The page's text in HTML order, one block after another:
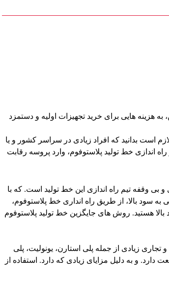
به هزینه هایی برای خرید تجهیزات اولیه و دستمزد
است بدانید که افراد زیادی در سراسر کشور و یا
اندازی خط تولید پلاستوفوم، وارد پروسه رقابت
وقفه تیم راه اندازی این خط تولید است. که با
سود بالا، از طریق راه انداری خط پلاستوفوم،
هستید. روش های جایگزین خط تولید پلاستوفوم
زیادی از جمله پلی استارن، یونولیت، پلی
و به دلیل مزایای زیادی که دارد. استفاده از